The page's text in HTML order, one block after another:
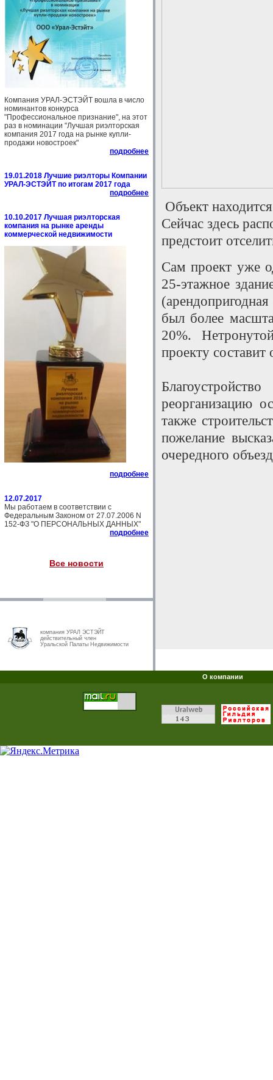
Компания УРАЛ-ЭСТЭЙТ вошла в число
номинантов конкурса
"Профессиональное признание", на этот
раз в номинации "Лучшая риэлторская
компания 2017 года на рынке купли-
продажи новостроек"
подробнее
19.01.2018 Лучшие риэлторы Компании
УРАЛ-ЭСТЭЙТ по итогам 2017 года
подробнее
10.10.2017 Лучшая риэлторская
компания на рынке аренды
коммерческой недвижимости
подробнее
12.07.2017
Мы работаем в соответствии с
Федеральным Законом от 27.07.2006 N
152-ФЗ "О ПЕРСОНАЛЬНЫХ ДАННЫХ"
подробнее
Все новости
компания УРАЛ ЭСТЭЙТ
действительный член
Уральской Палаты Недвижимости
Объект
Сейчас здесь
предстоит
Сам проект уже
25-этажное
был более
20%.
проекту
реорганизацию
также
пожелание
очередного
О компании